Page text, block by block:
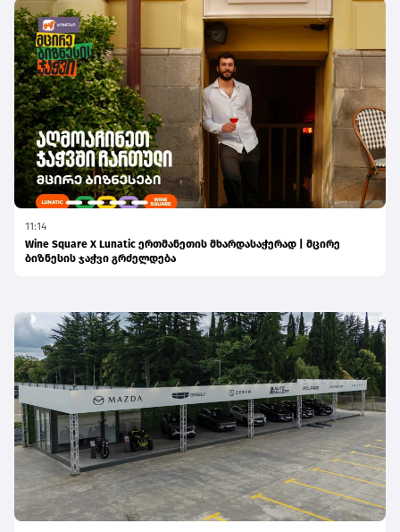
11:14
Wine Square X Lunatic ერთმანეთის მხარდასაჭერად | მცირე
ბიზნესის ჯაჭვი გრძელდება